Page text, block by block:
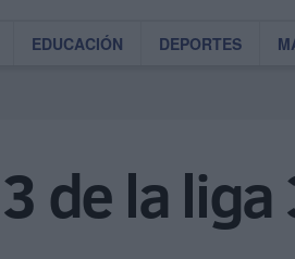
EDUCACIÓN DEPORTES
de la liga